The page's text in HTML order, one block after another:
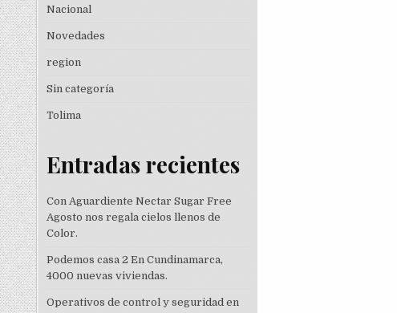
Nacional
Novedades
region
Sin categoría
Tolima
Entradas recientes
Con Aguardiente Nectar Sugar Free
Agosto nos regala cielos llenos de
Color.
Podemos casa 2 En Cundinamarca,
4000 nuevas viviendas.
Operativos de control y seguridad en